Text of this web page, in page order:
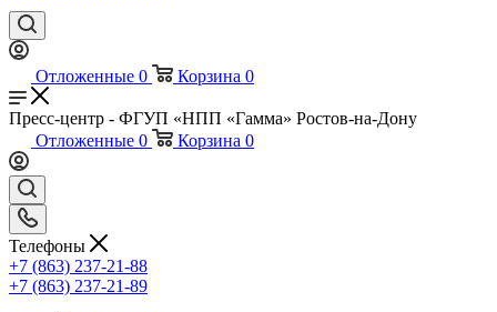
Отложенные 0 Корзина 0
Пресс-центр - ФГУП «НПП «Гамма» Ростов-на-Дону
Отложенные 0 Корзина 0
Телефоны
+7 (863) 237-21-88
+7 (863) 237-21-89